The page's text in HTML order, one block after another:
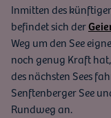
Inmitten des
befindet sich der
Weg um den See
noch genug Kraft
des nächsten Sees
Senftenberger See
Rundweg an.